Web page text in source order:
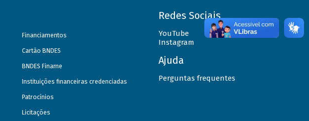
Financiamentos
Cartão BNDES
BNDES Finame
Instituições financeiras credenciadas
Patrocínios
Licitações
Redes Sociais
YouTube
Instagram
Ajuda
Perguntas frequentes